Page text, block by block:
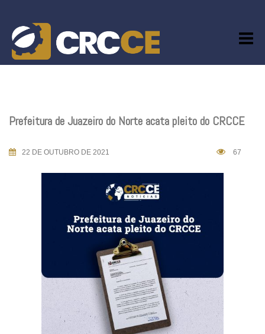
content
Prefeitura de Juazeiro do Norte acata pleito do CRCCE
22 DE OUTUBRO DE 2021 67